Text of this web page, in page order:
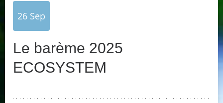
26 Sep
Le barème 2025
ECOSYSTEM